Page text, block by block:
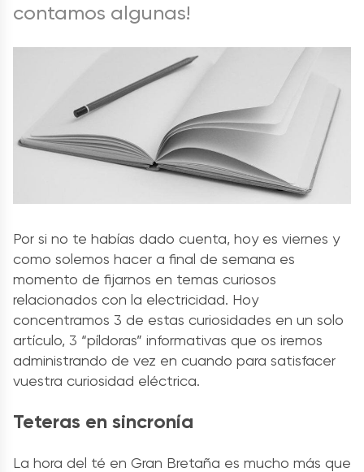
contamos algunas!
Por si no te habías dado cuenta, hoy es viernes y
como solemos hacer a final de semana es
momento de fijarnos en temas curiosos
relacionados con la electricidad. Hoy
concentramos 3 de estas curiosidades en un solo
artículo, 3 “píldoras” informativas que os iremos
administrando de vez en cuando para satisfacer
vuestra curiosidad eléctrica.
Teteras en sincronía
La hora del té en Gran Bretaña es mucho más que